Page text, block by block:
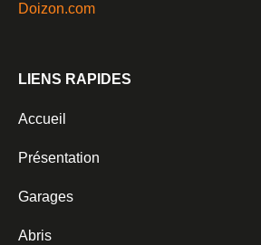
Doizon.com
LIENS RAPIDES
Accueil
Présentation
Garages
Abris